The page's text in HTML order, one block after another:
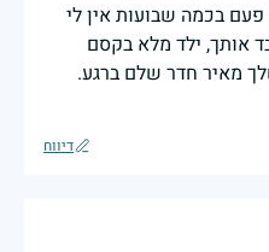
פעם בכמה שבועות אין לי
אותך, ילד מלא בקסם
מאיר חדר שלם ברגע.
דיווח